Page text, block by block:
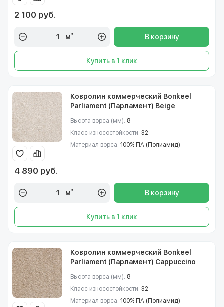
2 100 руб.
м² В корзину
Купить в 1 клик
Ковролин коммерческий Bonkeel
Parliament (Парламент) Beige
Высота ворса (мм): 8
Класс износостойкости: 32
Материал ворса: 100% ПА (Полиамид)
4 890 руб.
м² В корзину
Купить в 1 клик
Ковролин коммерческий Bonkeel
Parliament (Парламент) Cappuccino
Высота ворса (мм): 8
Класс износостойкости: 32
Материал ворса: 100% ПА (Полиамид)